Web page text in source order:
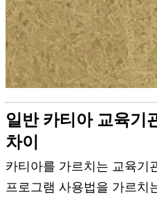
일반 카티아 교육기
차이
카티아를 가르치는 교육기
프로그램 사용법을 가르치